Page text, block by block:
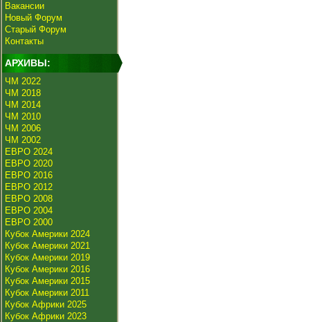
Вакансии
Новый Форум
Старый Форум
Контакты
АРХИВЫ:
ЧМ 2022
ЧМ 2018
ЧМ 2014
ЧМ 2010
ЧМ 2006
ЧМ 2002
ЕВРО 2024
ЕВРО 2020
ЕВРО 2016
ЕВРО 2012
ЕВРО 2008
ЕВРО 2004
ЕВРО 2000
Кубок Америки 2024
Кубок Америки 2021
Кубок Америки 2019
Кубок Америки 2016
Кубок Америки 2015
Кубок Америки 2011
Кубок Африки 2025
Кубок Африки 2023